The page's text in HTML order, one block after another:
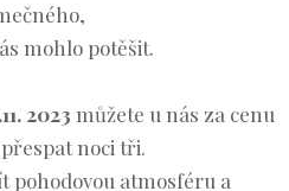
mohlo potěšit.
2023 můžete u nás za cenu
noci tři.
pohodovou atmosféru a